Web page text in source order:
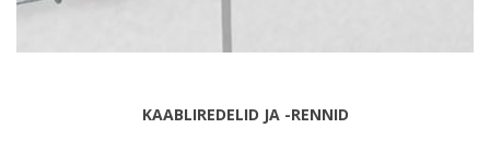
KAABLIREDELID JA -RENNID